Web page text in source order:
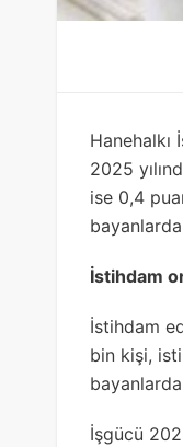
Hanehalkı
2025
ise 0,4
İstihdam
İstihdam
bin kişi,
İşgücü